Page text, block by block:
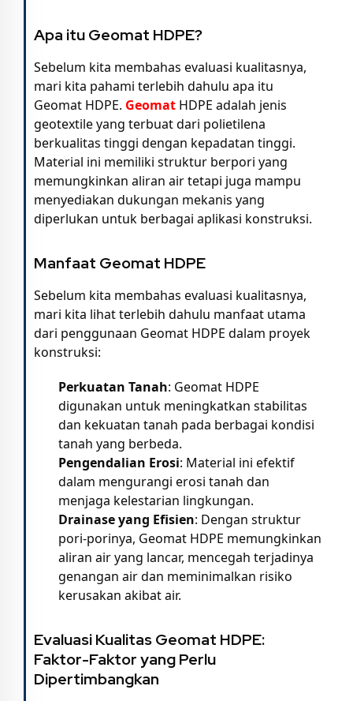
Apa itu Geomat HDPE?
Sebelum kita membahas evaluasi kualitasnya,
mari kita pahami terlebih dahulu apa itu
Geomat HDPE. Geomat HDPE adalah jenis
geotextile yang terbuat dari polietilena
berkualitas tinggi dengan kepadatan tinggi.
Material ini memiliki struktur berpori yang
memungkinkan aliran air tetapi juga mampu
menyediakan dukungan mekanis yang
diperlukan untuk berbagai aplikasi konstruksi.
Manfaat Geomat HDPE
Sebelum kita membahas evaluasi kualitasnya,
mari kita lihat terlebih dahulu manfaat utama
dari penggunaan Geomat HDPE dalam proyek
konstruksi:
Perkuatan Tanah: Geomat HDPE
digunakan untuk meningkatkan stabilitas
dan kekuatan tanah pada berbagai kondisi
tanah yang berbeda.
Pengendalian Erosi: Material ini efektif
dalam mengurangi erosi tanah dan
menjaga kelestarian lingkungan.
Drainase yang Efisien: Dengan struktur
pori-porinya, Geomat HDPE memungkinkan
aliran air yang lancar, mencegah terjadinya
genangan air dan meminimalkan risiko
kerusakan akibat air.
Evaluasi Kualitas Geomat HDPE:
Faktor-Faktor yang Perlu
Dipertimbangkan